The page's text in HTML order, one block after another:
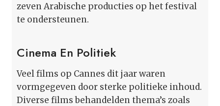
zeven Arabische producties op het festival
te ondersteunen.
Cinema En Politiek
Veel films op Cannes dit jaar waren
vormgegeven door sterke politieke inhoud.
Diverse films behandelden thema’s zoals